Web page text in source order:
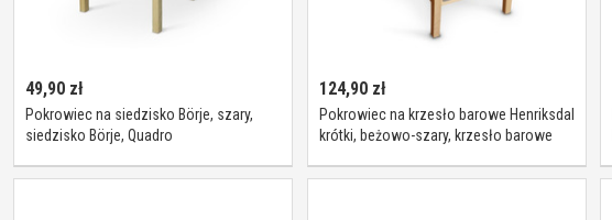
49,90 zł
Pokrowiec na siedzisko Börje, szary,
siedzisko Börje, Quadro
124,90zł
Pokrowiec na krzesło barowe Henriksdal
krótki, beżowo-szary, krzesło barowe